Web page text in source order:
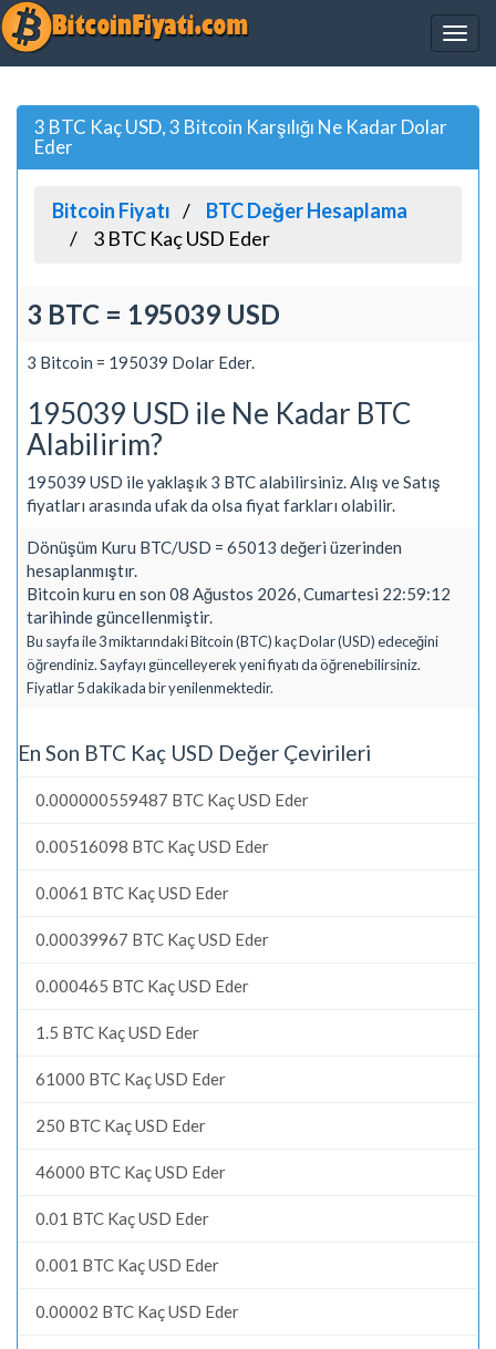
3 BTC Kaç USD, 3 Bitcoin Karşılığı Ne Kadar Dolar
Eder
Bitcoin Fiyatı
BTC Değer Hesaplama
3 BTC Kaç USD Eder
3 BTC = 195039 USD
3 Bitcoin = 195039 Dolar Eder.
195039 USD ile Ne Kadar BTC
Alabilirim?
195039 USD ile yaklaşık 3 BTC alabilirsiniz. Alış ve Satış
fiyatları arasında ufak da olsa fiyat farkları olabilir.
Dönüşüm Kuru BTC/USD = 65013 değeri üzerinden
hesaplanmıştır.
Bitcoin kuru en son 08 Ağustos 2026, Cumartesi 22:59:12
tarihinde güncellenmiştir.
Bu sayfa ile 3 miktarındaki Bitcoin (BTC) kaç Dolar (USD) edeceğini
öğrendiniz. Sayfayı güncelleyerek yeni fiyatı da öğrenebilirsiniz.
Fiyatlar 5 dakikada bir yenilenmektedir.
En Son BTC Kaç USD Değer Çevirileri
0.000000559487 BTC Kaç USD Eder
0.00516098 BTC Kaç USD Eder
0.0061 BTC Kaç USD Eder
0.00039967 BTC Kaç USD Eder
0.000465 BTC Kaç USD Eder
1.5 BTC Kaç USD Eder
61000 BTC Kaç USD Eder
250 BTC Kaç USD Eder
46000 BTC Kaç USD Eder
0.01 BTC Kaç USD Eder
0.001 BTC Kaç USD Eder
0.00002 BTC Kaç USD Eder